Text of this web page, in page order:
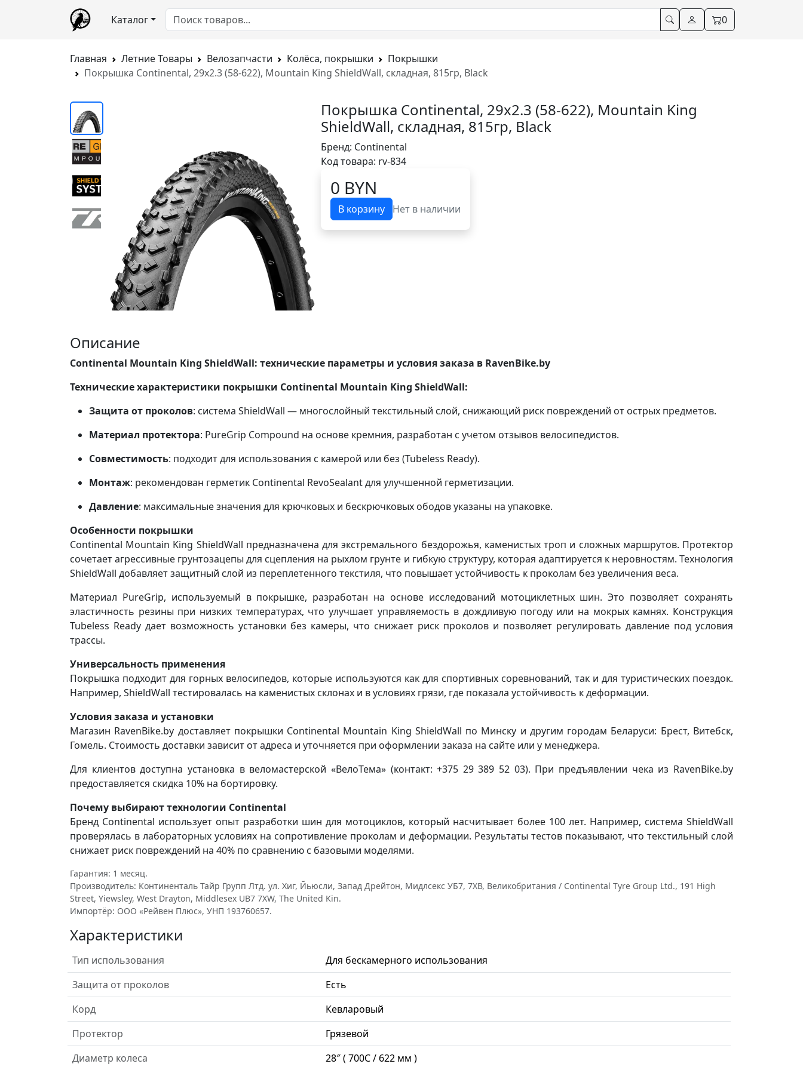
Каталог 0
Главная Летние Товары Велозапчасти Колёса, покрышки
Покрышки
Покрышка Continental, 29x2.3 (58-622), Mountain King ShieldWall, складная, 815гр, Black
Покрышка Continental, 29x2.3 (58-622), Mountain King
ShieldWall, складная, 815гр, Black
Бренд: Continental
Код товара: rv-834
0 BYN
В корзину Нет в наличии
Описание
Continental Mountain King ShieldWall: технические параметры и условия заказа в RavenBike.by
Технические характеристики покрышки Continental Mountain King ShieldWall:
Защита от проколов: система ShieldWall — многослойный текстильный слой, снижающий риск повреждений от острых предметов.
Материал протектора: PureGrip Compound на основе кремния, разработан с учетом отзывов велосипедистов.
Совместимость: подходит для использования с камерой или без (Tubeless Ready).
Монтаж: рекомендован герметик Continental RevoSealant для улучшенной герметизации.
Давление: максимальные значения для крючковых и бескрючковых ободов указаны на упаковке.
Особенности покрышки
Continental Mountain King ShieldWall предназначена для экстремального бездорожья, каменистых троп и сложных маршрутов. Протектор
сочетает агрессивные грунтозацепы для сцепления на рыхлом грунте и гибкую структуру, которая адаптируется к неровностям. Технология
ShieldWall добавляет защитный слой из переплетенного текстиля, что повышает устойчивость к проколам без увеличения веса.
Материал PureGrip, используемый в покрышке, разработан на основе исследований мотоциклетных шин. Это позволяет сохранять
эластичность резины при низких температурах, что улучшает управляемость в дождливую погоду или на мокрых камнях. Конструкция
Tubeless Ready дает возможность установки без камеры, что снижает риск проколов и позволяет регулировать давление под условия
трассы.
Универсальность применения
Покрышка подходит для горных велосипедов, которые используются как для спортивных соревнований, так и для туристических поездок.
Например, ShieldWall тестировалась на каменистых склонах и в условиях грязи, где показала устойчивость к деформации.
Условия заказа и установки
Магазин RavenBike.by доставляет покрышки Continental Mountain King ShieldWall по Минску и другим городам Беларуси: Брест, Витебск,
Гомель. Стоимость доставки зависит от адреса и уточняется при оформлении заказа на сайте или у менеджера.
Для клиентов доступна установка в веломастерской «ВелоТема» (контакт: +375 29 389 52 03). При предъявлении чека из RavenBike.by
предоставляется скидка 10% на бортировку.
Почему выбирают технологии Continental
Бренд Continental использует опыт разработки шин для мотоциклов, который насчитывает более 100 лет. Например, система ShieldWall
проверялась в лабораторных условиях на сопротивление проколам и деформации. Результаты тестов показывают, что текстильный слой
снижает риск повреждений на 40% по сравнению с базовыми моделями.
Гарантия: 1 месяц.
Производитель: Континенталь Тайр Групп Лтд. ул. Хиг, Йьюсли, Запад Дрейтон, Мидлсекс УБ7, 7ХВ, Великобритания / Continental Tyre Group Ltd., 191 High
Street, Yiewsley, West Drayton, Middlesex UB7 7XW, The United Kin.
Импортёр: ООО «Рейвен Плюс», УНП 193760657.
Характеристики
Тип использования
Для бескамерного использования
Защита от проколов
Есть
Корд
Кевларовый
Протектор
Грязевой
Диаметр колеса
28″ ( 700С / 622 мм )